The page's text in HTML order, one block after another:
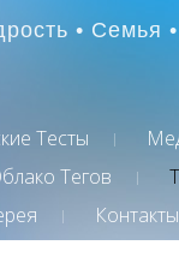
• Семья
Тесты
Тегов
Контакты